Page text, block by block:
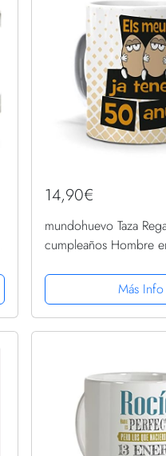
14,90€
mundohuevo Taza
cumpleaños Hombre
Ceramica AAA - 350 ml.
Más Info